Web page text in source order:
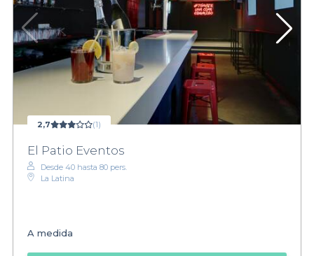
2,7 (1)
El Patio Eventos
Desde 40 hasta 80 pers.
La Latina
A medida